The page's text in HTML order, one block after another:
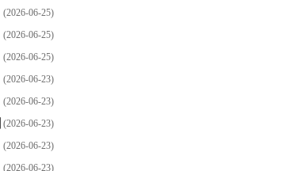
(2026-06-25)
(2026-06-25)
(2026-06-25)
(2026-06-23)
(2026-06-23)
(2026-06-23)
(2026-06-23)
(2026-06-23)